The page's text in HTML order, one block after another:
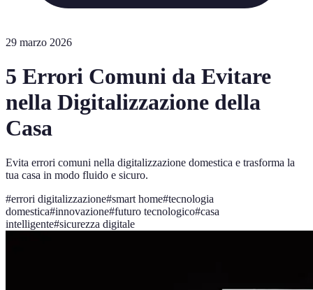
29 marzo 2026
5 Errori Comuni da Evitare
nella Digitalizzazione della
Casa
Evita errori comuni nella digitalizzazione domestica e trasforma la
tua casa in modo fluido e sicuro.
#errori digitalizzazione#smart home#tecnologia
domestica#innovazione#futuro tecnologico#casa
intelligente#sicurezza digitale